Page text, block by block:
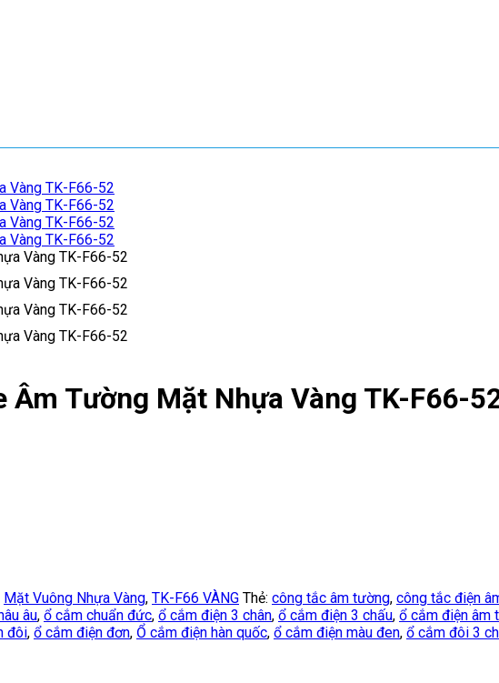
Âm Tường Mặt Nhựa Vàng TK-F66-
Mặt Vuông Nhựa Vàng, TK-F66 VÀNG Thẻ: công tắc âm tường, công tắc điện
âu, ổ cắm chuẩn đức, ổ cắm điện 3 chân, ổ cắm điện 3 chấu, ổ cắm điện âm
đôi, ổ cắm điện đơn, Ổ cắm điện hàn quốc, ổ cắm điện màu đen, ổ cắm đôi 3